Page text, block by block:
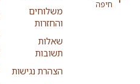
חיפה
משלוחים
והחזרות
שאלות
תשובות
הצהרת נגישות